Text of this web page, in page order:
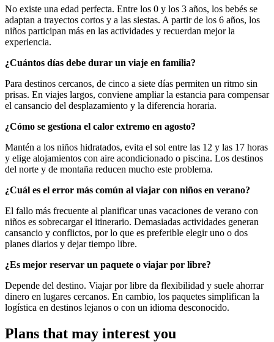
No existe una edad perfecta. Entre los 0 y los 3 años, los bebés se
adaptan a trayectos cortos y a las siestas. A partir de los 6 años, los
niños participan más en las actividades y recuerdan mejor la
experiencia.
¿Cuántos días debe durar un viaje en familia?
Para destinos cercanos, de cinco a siete días permiten un ritmo sin
prisas. En viajes largos, conviene ampliar la estancia para compensar
el cansancio del desplazamiento y la diferencia horaria.
¿Cómo se gestiona el calor extremo en agosto?
Mantén a los niños hidratados, evita el sol entre las 12 y las 17 horas
y elige alojamientos con aire acondicionado o piscina. Los destinos
del norte y de montaña reducen mucho este problema.
¿Cuál es el error más común al viajar con niños en verano?
El fallo más frecuente al planificar unas vacaciones de verano con
niños es sobrecargar el itinerario. Demasiadas actividades generan
cansancio y conflictos, por lo que es preferible elegir uno o dos
planes diarios y dejar tiempo libre.
¿Es mejor reservar un paquete o viajar por libre?
Depende del destino. Viajar por libre da flexibilidad y suele ahorrar
dinero en lugares cercanos. En cambio, los paquetes simplifican la
logística en destinos lejanos o con un idioma desconocido.
Plans that may interest you